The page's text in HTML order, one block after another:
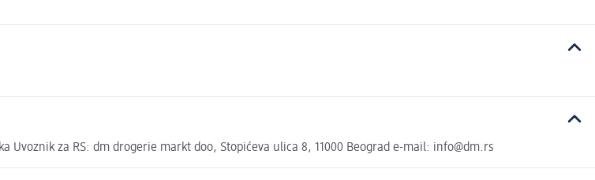
za RS: dm drogerie markt doo, Stopićeva ulica 8, 11000 Beograd e-mail: info@dm.rs